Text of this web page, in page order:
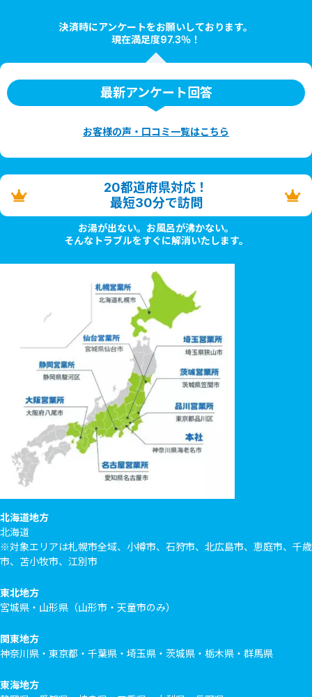
決済時にアンケートをお願いしております。
現在満足度97.3％！
最新アンケート回答
お客様の声・口コミ一覧はこちら
20都道府県対応！
最短30分で訪問
お湯が出ない。お風呂が沸かない。
そんなトラブルをすぐに解消いたします。
北海道地方
北海道
※対象エリアは札幌市全域、小樽市、石狩市、北広島市、恵庭市、千歳
市、苫小牧市、江別市
東北地方
宮城県・山形県（山形市・天童市のみ）
関東地方
神奈川県・東京都・千葉県・埼玉県・茨城県・栃木県・群馬県
東海地方